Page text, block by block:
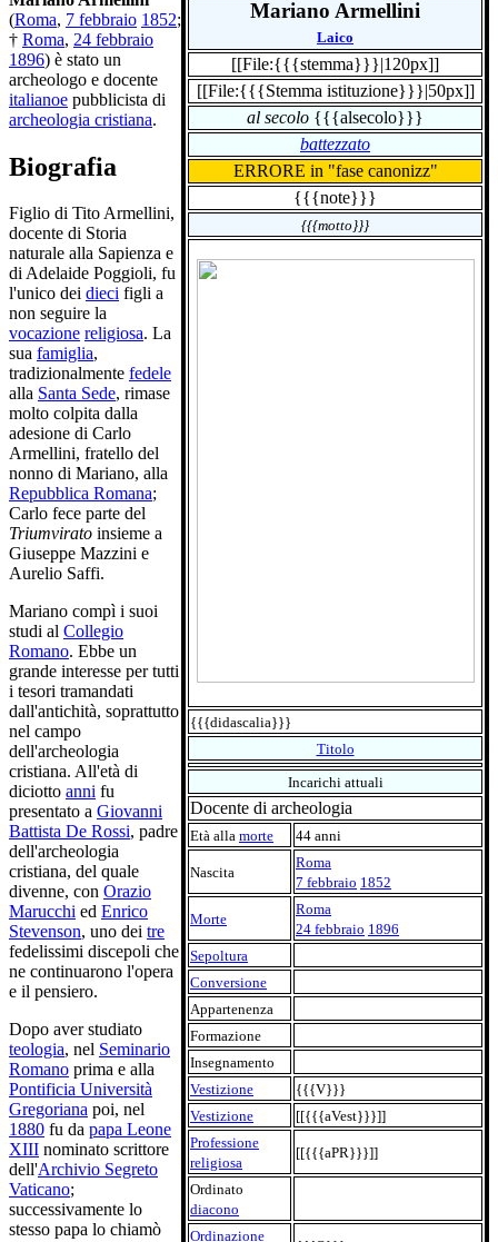
Mariano Armellini
Laico
[[File:{{{stemma}}}|120px]]
[[File:{{{Stemma istituzione}}}|50px]]
al secolo {{{alsecolo}}}
battezzato
ERRORE in "fase canonizz"
{{{note}}}
{{{motto}}}
{{{didascalia}}}
Titolo
Incarichi attuali
Docente di archeologia
Età alla morte 44 anni
Nascita
Roma
7 febbraio 1852
Morte
Roma
24 febbraio 1896
Sepoltura
Conversione
Appartenenza
Formazione
Insegnamento
Vestizione
{{{V}}}
Vestizione
[[{{{aVest}}}]]
Professione
religiosa
[[{{{aPR}}}]]
Ordinato
diacono
Ordinazione
(Roma, 7 febbraio 1852;
† Roma, 24 febbraio
1896) è stato un
archeologo e docente
italianoe pubblicista di
archeologia cristiana.
Biografia
Figlio di Tito Armellini,
docente di Storia
naturale alla Sapienza e
di Adelaide Poggioli, fu
l'unico dei dieci figli a
non seguire la
vocazione religiosa. La
sua famiglia,
tradizionalmente fedele
alla Santa Sede, rimase
molto colpita dalla
adesione di Carlo
Armellini, fratello del
nonno di Mariano, alla
Repubblica Romana;
Carlo fece parte del
Triumvirato insieme a
Giuseppe Mazzini e
Aurelio Saffi.
Mariano compì i suoi
studi al Collegio
Romano. Ebbe un
grande interesse per tutti
i tesori tramandati
dall'antichità, soprattutto
nel campo
dell'archeologia
cristiana. All'età di
diciotto anni fu
presentato a Giovanni
Battista De Rossi, padre
dell'archeologia
cristiana, del quale
divenne, con Orazio
Marucchi ed Enrico
Stevenson, uno dei tre
fedelissimi discepoli che
ne continuarono l'opera
e il pensiero.
Dopo aver studiato
teologia, nel Seminario
Romano prima e alla
Pontificia Università
Gregoriana poi, nel
1880 fu da papa Leone
XIII nominato scrittore
dell'Archivio Segreto
Vaticano;
successivamente lo
stesso papa lo chiamò